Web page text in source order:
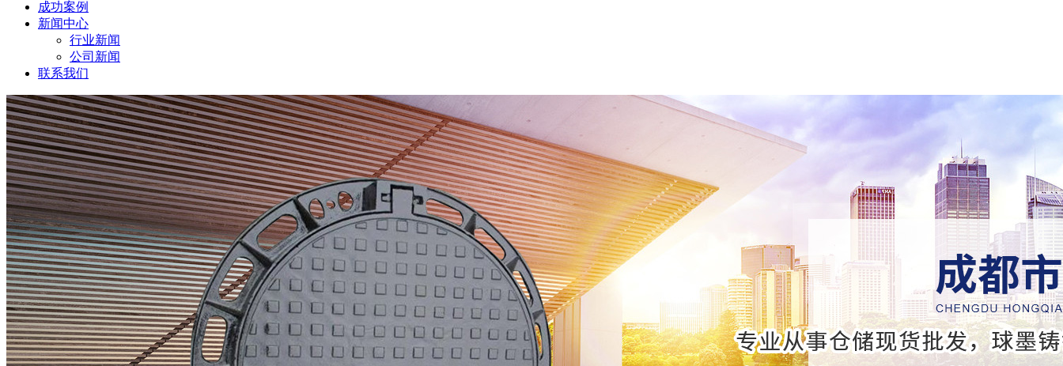
成功案例
新闻中心
行业新闻
公司新闻
联系我们